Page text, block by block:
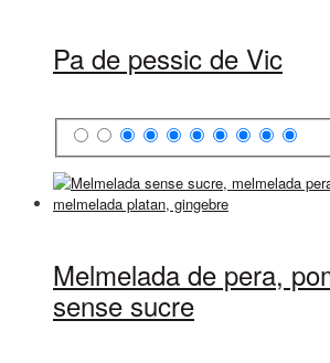
Pa de pessic de Vic
Melmelada de pera,
sense sucre